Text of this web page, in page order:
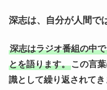
深志は、自分が人間で
深志はラジオ番組の中
とを語ります。この言
識として繰り返されてき